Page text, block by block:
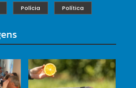
Polícia Política